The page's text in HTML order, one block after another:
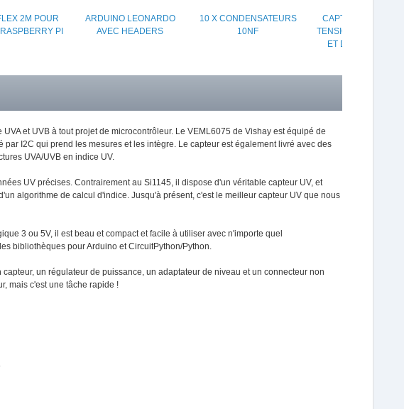
2M POUR
PI
ARDUINO LEONARDO
AVEC HEADERS
10 X CONDENSATEURS
10NF
CAPTEUR INA260
TENSION, DE
ET DE PUISSANCE
et UVB à tout projet de microcontrôleur. Le VEML6075 de Vishay est équipé de
I2C qui prend les mesures et les intègre. Le capteur est également livré avec des
UVA/UVB en indice UV.
UV précises. Contrairement au Si1145, il dispose d'un véritable capteur UV, et
algorithme de calcul d'indice. Jusqu'à présent, c'est le meilleur capteur UV que nous
3 ou 5V, il est beau et compact et facile à utiliser avec n'importe quel
bibliothèques pour Arduino et CircuitPython/Python.
un régulateur de puissance, un adaptateur de niveau et un connecteur non
mais c'est une tâche rapide !